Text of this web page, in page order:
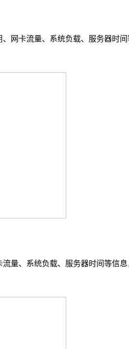
网卡流量、系统负载、服务器时
量、系统负载、服务器时间等信